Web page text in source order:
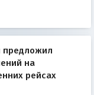
предложил
на
рейсах